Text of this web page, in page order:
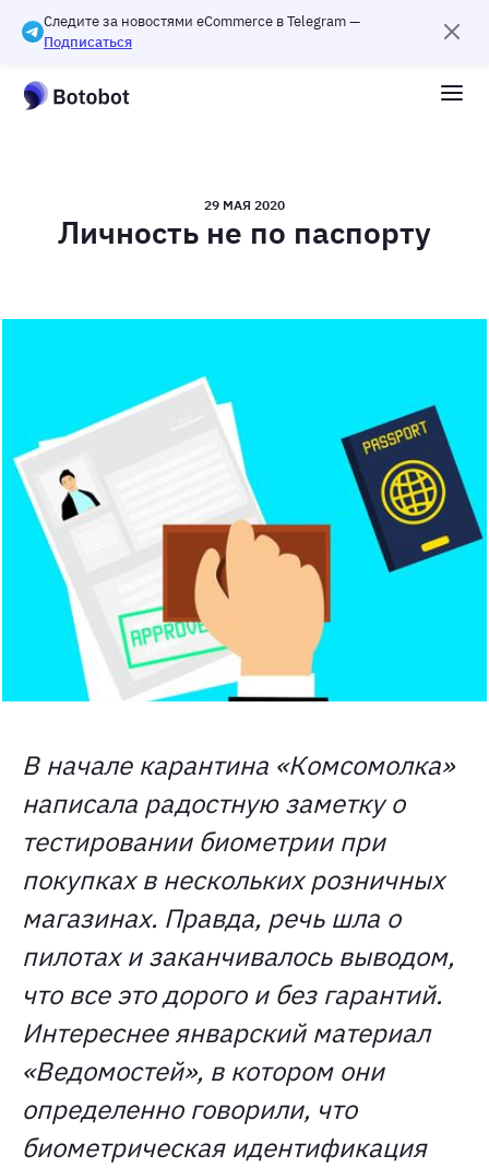
Следите за новостями eCommerce в Telegram —
Подписаться
29 МАЯ 2020
Личность не по паспорту
В начале карантина «Комсомолка»
написала радостную заметку о
тестировании биометрии при
покупках в нескольких розничных
магазинах. Правда, речь шла о
пилотах и заканчивалось выводом,
что все это дорого и без гарантий.
Интереснее январский материал
«Ведомостей», в котором они
определенно говорили, что
биометрическая идентификация